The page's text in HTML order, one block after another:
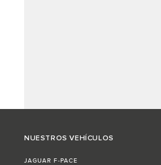
NUESTROS VEHÍCULOS
JAGUAR F-PACE